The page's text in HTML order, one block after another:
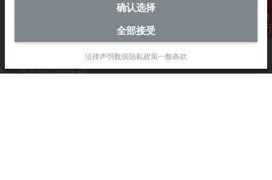
联系我们
毕孚自动化设备贸易(上海)有限公司
市北智汇园4号楼
确认选择
全部接受
法律声明数据隐私政策一般条款